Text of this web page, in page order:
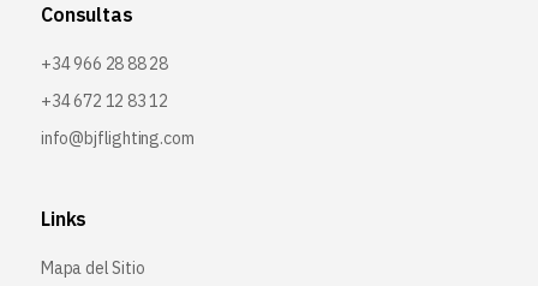
Consultas
+34 966 28 88 28
+34 672 12 83 12
info@bjflighting.com
Links
Mapa del Sitio